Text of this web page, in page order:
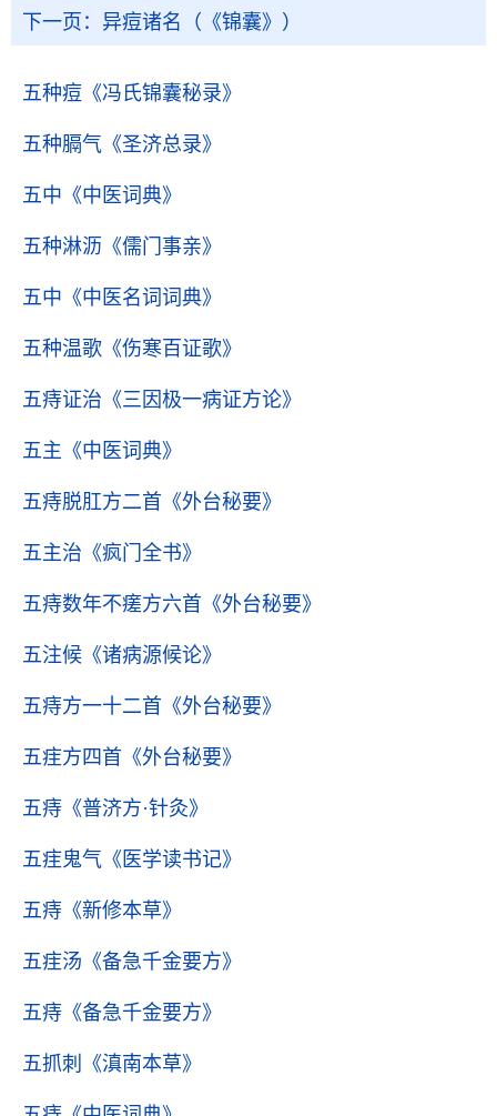
下一页： 异痘诸名（《锦囊》）
五种痘 《冯氏锦囊秘录》
五种膈气 《圣济总录》
五中 《中医词典》
五种淋沥 《儒门事亲》
五中 《中医名词词典》
五种温歌 《伤寒百证歌》
五痔证治 《三因极一病证方论》
五主 《中医词典》
五痔脱肛方二首 《外台秘要》
五主治 《疯门全书》
五痔数年不瘥方六首 《外台秘要》
五注候 《诸病源候论》
五痔方一十二首 《外台秘要》
五疰方四首 《外台秘要》
五痔 《普济方·针灸》
五疰鬼气 《医学读书记》
五痔 《新修本草》
五疰汤 《备急千金要方》
五痔 《备急千金要方》
五抓刺 《滇南本草》